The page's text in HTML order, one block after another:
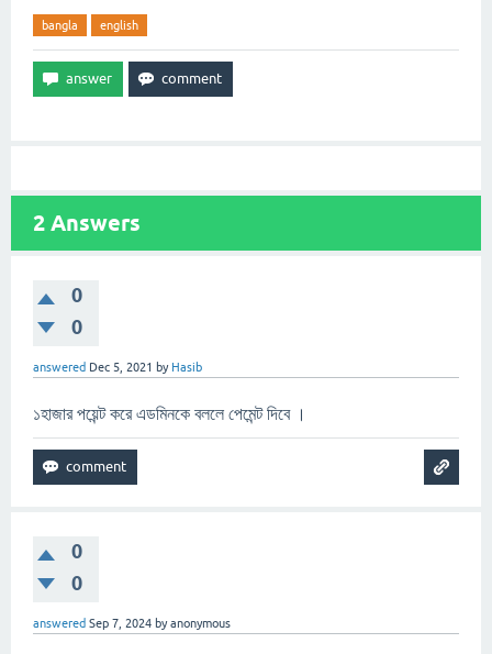
bangla english
2 Answers
0
0
answered Dec 5, 2021 by Hasib
১হাজার পয়েন্ট করে এডমিনকে বললে পেমেন্ট দিবে ।
0
0
answered Sep 7, 2024 byanonymous